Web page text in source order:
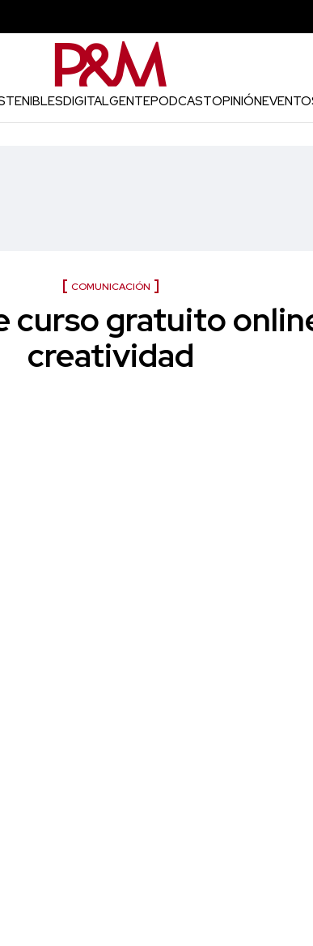
DIGITALGENTEPODCASTOPINIÓN
COMUNICACIÓN
curso gratuito
creatividad